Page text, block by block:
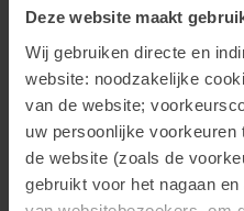
Deze website maakt
Wij gebruiken directe en
website: noodzakelijke
van de website;
uw persoonlijke voorkeuren
de website (zoals de
gebruikt voor het nagaan
We ontwerpen
de installatie
meebrengen.
Ons contract omvat
garantie . Tijdens
de eventuele
een fabricagefout